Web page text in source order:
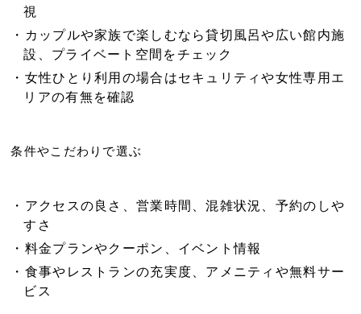
視
カップルや家族で楽しむなら貸切風呂や広い館内施
設、プライベート空間をチェック
女性ひとり利用の場合はセキュリティや女性専用エ
リアの有無を確認
条件やこだわりで選ぶ
アクセスの良さ、営業時間、混雑状況、予約のしや
すさ
料金プランやクーポン、イベント情報
食事やレストランの充実度、アメニティや無料サー
ビス